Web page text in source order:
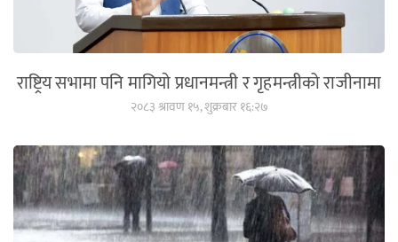
राष्ट्रिय सभामा पनि मागियाे प्रधानमन्त्री र गृहमन्त्रीको राजीनामा
२०८३ श्रावण १५, शुक्रबार १६:२७